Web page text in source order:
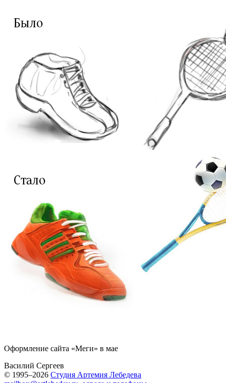
Оформление сайта «Меги» в мае
Василий Сергеев
© 1995–2026 Студия Артемия Лебедева